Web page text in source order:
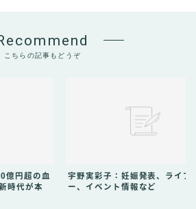
こちらの記事もどうぞ
億円超の血
時代が本
宇野実彩子：妊娠発表、ライブ
ー、イベント情報など